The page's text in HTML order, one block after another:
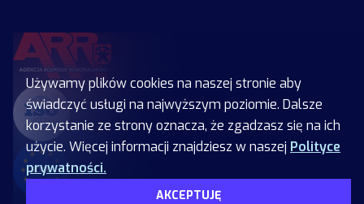
Używamy plików cookies na naszej stronie aby
świadczyć usługi na najwyższym poziomie. Dalsze
korzystanie ze strony oznacza, że zgadzasz się na ich
użycie. Więcej informacji znajdziesz w naszej Polityce
prywatności.
AKCEPTUJĘ